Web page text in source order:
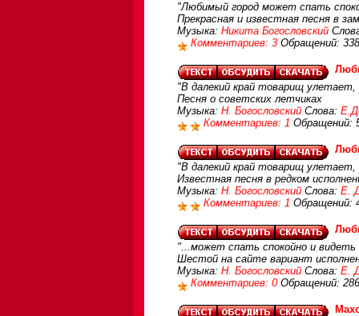
"Любимый город может спать
Прекрасная и известная песня в
Музыка: Никита Богословский
Комментариев: 3 Обращений:
"В далекий край товарищ
Песня о советских летчиках
Музыка: Н. Богословский Слова:
Комментариев: 1 Обращений:
"В далекий край товарищ
Известная песня в редком
Музыка: Н. Богословский Слова: Е.
Комментариев: 1 Обращений:
"...может спать спокойно и
Шестой на сайте вариант
Музыка: Н. Богословский Слова: Е.
Комментариев: 0 Обращений: